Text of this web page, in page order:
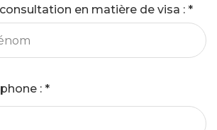
en matière de visa : *
: *